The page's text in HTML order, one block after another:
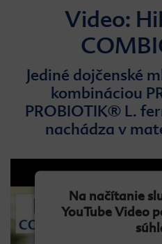
Video:
Jediné dojčenské
kombináciou
PROBIOTIK® L.
nachádza v
Na načítanie
YouTube Video